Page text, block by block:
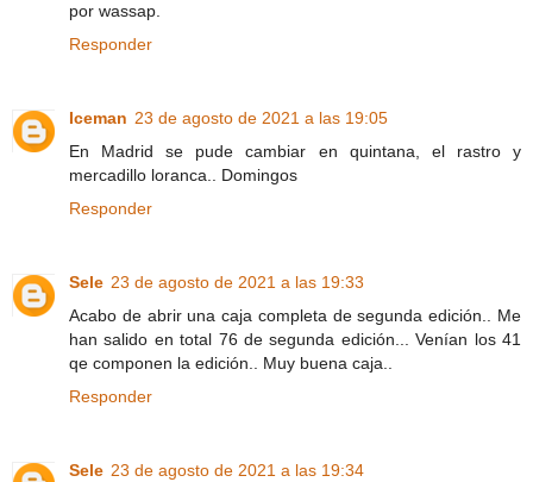
por wassap.
Responder
Iceman 23 de agosto de 2021 a las 19:05
En Madrid se pude cambiar en quintana, el rastro y
mercadillo loranca.. Domingos
Responder
Sele 23 de agosto de 2021 a las 19:33
Acabo de abrir una caja completa de segunda edición.. Me
han salido en total 76 de segunda edición... Venían los 41
qe componen la edición.. Muy buena caja..
Responder
Sele 23 de agosto de 2021 a las 19:34